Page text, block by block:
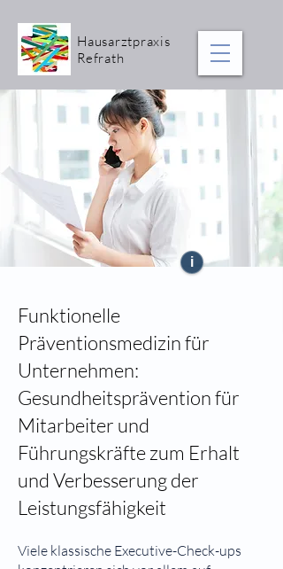
i
Hausarztpraxis
Refrath
Funktionelle
Präventionsmedizin für
Unternehmen:
Gesundheitsprävention für
Mitarbeiter und
Führungskräfte zum Erhalt
und Verbesserung der
Leistungsfähigkeit
Viele klassische Executive-Check-ups